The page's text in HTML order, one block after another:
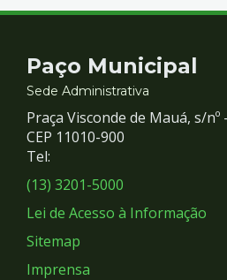
Contato
e
Redes
Sociais
Paço Municipal
Sede Administrativa
Praça Visconde de Mauá, s/nº
CEP 11010-900
Tel:
(13) 3201-5000
Lei de Acesso à Informação
Sitemap
Imprensa